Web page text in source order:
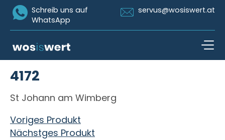
Icon Whatsapp
Schreib uns auf
WhatsApp
Icon Email
servus@wosiswert.at
4172
St Johann am Wimberg
Beitragsnavigation
Voriges Produkt
Nächstges Produkt